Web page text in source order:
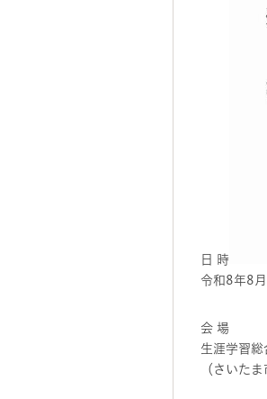
日 時
令和8年8
会 場
生涯学習総
（さいた